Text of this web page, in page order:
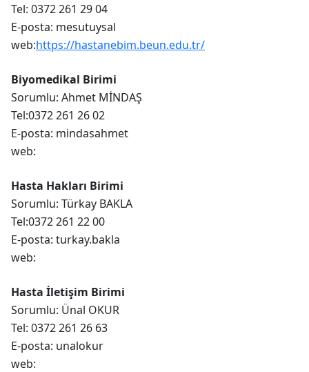
Tel: 0372 261 29 04
E-posta: mesutuysal
web:https://hastanebim.beun.edu.tr/
Biyomedikal Birimi
Sorumlu: Ahmet MİNDAŞ
Tel:0372 261 26 02
E-posta: mindasahmet
web:
Hasta Hakları Birimi
Sorumlu: Türkay BAKLA
Tel:0372 261 22 00
E-posta: turkay.bakla
web:
Hasta İletişim Birimi
Sorumlu: Ünal OKUR
Tel: 0372 261 26 63
E-posta: unalokur
web: